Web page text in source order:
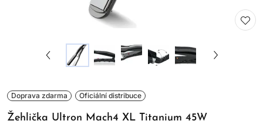
Doprava zdarma Oficiální distribuce
Žehlička Ultron Mach4 XL Titanium 45W